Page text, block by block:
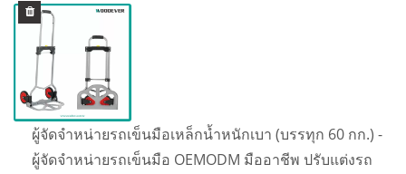
ผู้จัดจำหน่ายรถเข็นมือเหล็กน้ำหนักเบา (บรรทุก 60 กก.) -
ผู้จัดจำหน่ายรถเข็นมือ OEMODM มืออาชีพ ปรับแต่งรถ